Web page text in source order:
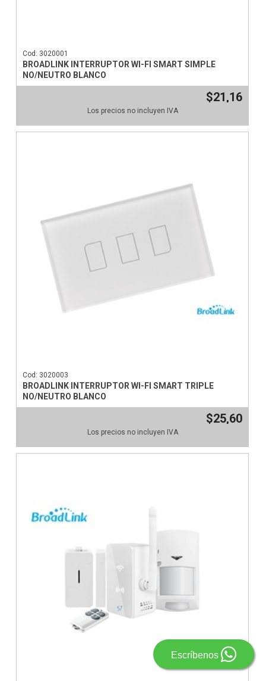
Escríbenos
Cod: 3020001
BROADLINK INTERRUPTOR WI-FI SMART SIMPLE
NO/NEUTRO BLANCO
$21,16
Los precios no incluyen IVA
Cod: 3020003
BROADLINK INTERRUPTOR WI-FI SMART TRIPLE
NO/NEUTRO BLANCO
$25,60
Los precios no incluyen IVA